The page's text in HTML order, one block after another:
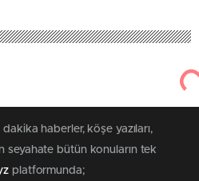
haberler, köşe yazıları,
seyahate bütün konuların tek
platformunda;